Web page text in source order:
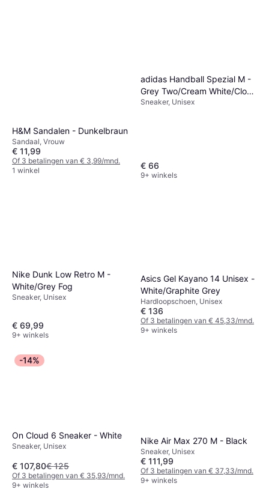
H&M Sandalen - Dunkelbraun
Sandaal, Vrouw
€ 11,99
Of 3 betalingen van € 3,99/mnd.
1 winkel
adidas Handball Spezial M -
Grey Two/Cream White/Cloud
White
Sneaker, Unisex
€ 66
9+ winkels
Nike Dunk Low Retro M -
White/Grey Fog
Sneaker, Unisex
€ 69,99
9+ winkels
Asics Gel Kayano 14 Unisex -
White/Graphite Grey
Hardloopschoen, Unisex
€ 136
Of 3 betalingen van € 45,33/mnd.
9+ winkels
-14%
On Cloud 6 Sneaker - White
Sneaker, Unisex
€ 107,80€ 125
Of 3 betalingen van € 35,93/mnd.
9+ winkels
Nike Air Max 270 M - Black
Sneaker, Unisex
€ 111,99
Of 3 betalingen van € 37,33/mnd.
9+ winkels